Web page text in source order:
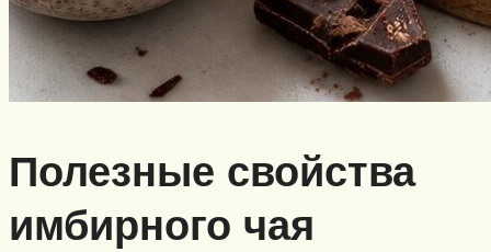
Полезные свойства
имбирного чая